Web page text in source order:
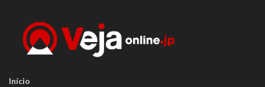
Início